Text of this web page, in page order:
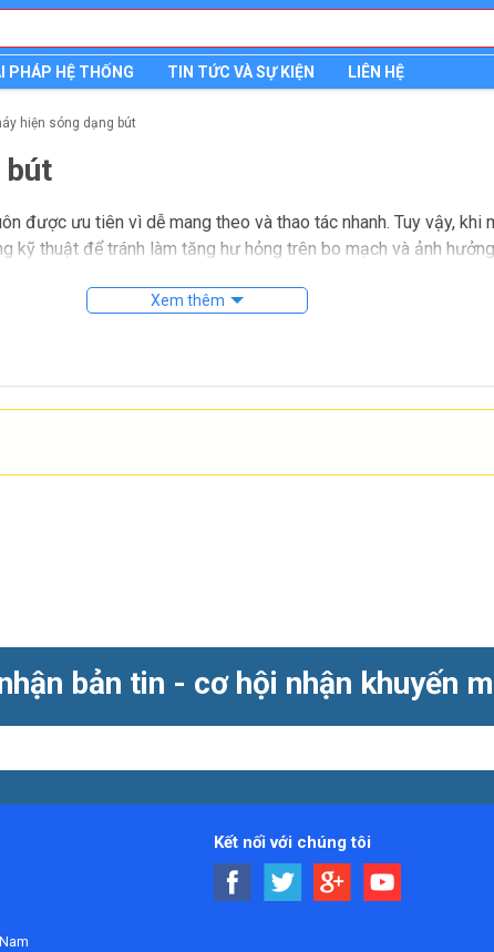
PHÁP HỆ THỐNG TIN TỨC VÀ SỰ KIỆN LIÊN HỆ
hiện sóng dạng bút
bút
được ưu tiên vì dễ mang theo và thao tác nhanh. Tuy vậy, khi
kỹ thuật để tránh làm tăng hư hỏng trên bo mạch và ảnh
thù vì dòng thiết bị này thường tích hợp màn hình, pin, mạch lấy
hợp cao khiến quá trình kiểm tra lỗi, thay thế linh kiện và đánh
Xem thêm
bản tin - cơ hội nhận khuyến
Kết nối với chúng tôi